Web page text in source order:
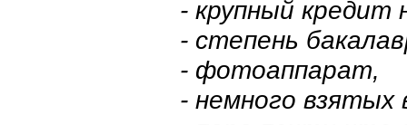
- крупный кредит
- степень
- фотоаппарат,
- немного взятых